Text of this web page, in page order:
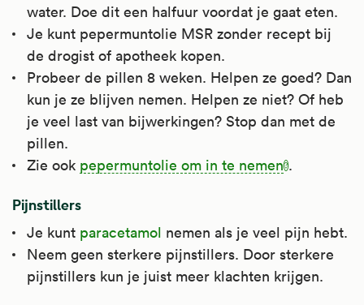
water. Doe dit een halfuur voordat je gaat eten.
Je kunt pepermuntolie MSR zonder recept bij
de drogist of apotheek kopen.
Probeer de pillen 8 weken. Helpen ze goed? Dan
kun je ze blijven nemen. Helpen ze niet? Of heb
je veel last van bijwerkingen? Stop dan met de
pillen.
Zie ook pepermuntolie om in te nemen .
Pijnstillers
Je kunt paracetamol nemen als je veel pijn hebt.
Neem geen sterkere pijnstillers. Door sterkere
pijnstillers kun je juist meer klachten krijgen.